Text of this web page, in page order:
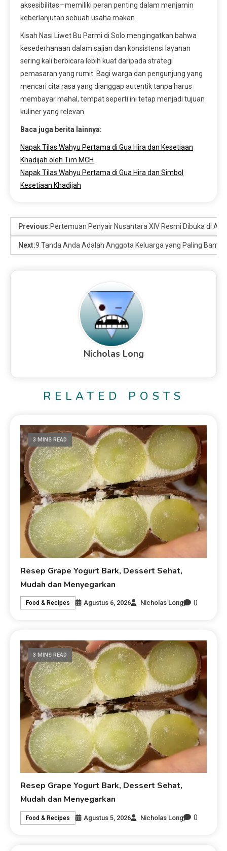
aksesibilitas—memiliki peran penting dalam menjamin
keberlanjutan sebuah usaha makan.
Kisah Nasi Liwet Bu Parmi di Solo mengingatkan bahwa
kesederhanaan dalam sajian dan konsistensi layanan
sering kali berbicara lebih kuat daripada strategi
pemasaran yang rumit. Bagi warga dan pengunjung yang
mencari cita rasa yang dianggap autentik tanpa harus
membayar mahal, tempat seperti ini tetap menjadi tujuan
kuliner yang relevan.
Baca juga berita lainnya:
Napak Tilas Wahyu Pertama di Gua Hira dan Kesetiaan
Khadijah oleh Tim MCH
Napak Tilas Wahyu Pertama di Gua Hira dan Simbol
Kesetiaan Khadijah
Previous:Pertemuan Penyair Nusantara XIV Resmi Dibuka di
Next:9 Tanda Anda Adalah Anggota Keluarga yang Paling
Nicholas Long
RELATED POSTS
3 MINS READ
Resep Grape Yogurt Bark, Dessert Sehat,
Mudah dan Menyegarkan
Food & Recipes Agustus 6, 2026 Nicholas Long 0
3 MINS READ
Resep Grape Yogurt Bark, Dessert Sehat,
Mudah dan Menyegarkan
Food & Recipes Agustus 5, 2026 Nicholas Long 0